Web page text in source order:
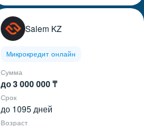
Salem KZ
Микрокредит онлайн
Сумма
до 3 000 000 ₸
Срок
до 1095 дней
Возраст